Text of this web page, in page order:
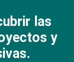
las
y